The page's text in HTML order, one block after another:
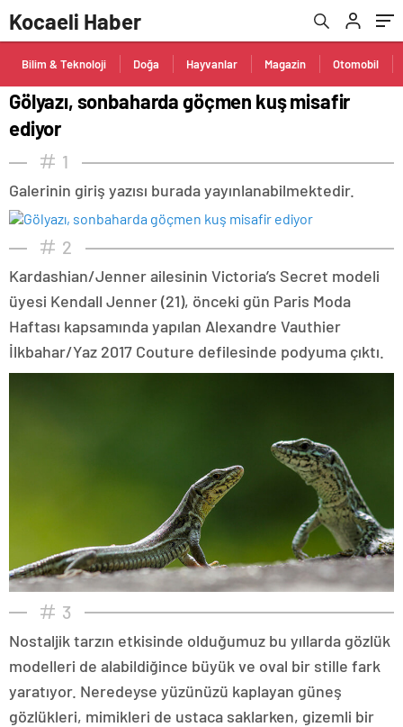
Kocaeli Haber
Bilim & Teknoloji Doğa Hayvanlar Magazin Otomobil
Gölyazı, sonbaharda göçmen kuş misafir
ediyor
1
Galerinin giriş yazısı burada yayınlanabilmektedir.
2
Kardashian/Jenner ailesinin Victoria’s Secret modeli
üyesi Kendall Jenner (21), önceki gün Paris Moda
Haftası kapsamında yapılan Alexandre Vauthier
İlkbahar/Yaz 2017 Couture defilesinde podyuma çıktı.
3
Nostaljik tarzın etkisinde olduğumuz bu yıllarda gözlük
modelleri de alabildiğince büyük ve oval bir stille fark
yaratıyor. Neredeyse yüzünüzü kaplayan güneş
gözlükleri, mimikleri de ustaca saklarken, gizemli bir